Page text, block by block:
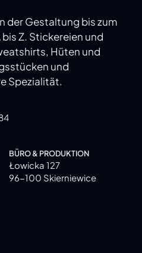
der Gestaltung bis zum
Z. Stickereien und
Hüten und
und
Spezialität.
BÜRO & PRODUKTION
Łowicka 127
96-100 Skierniewice